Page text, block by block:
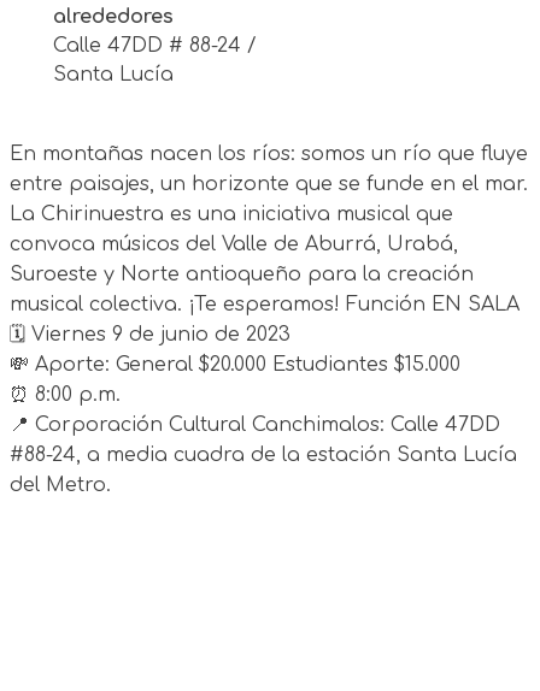
alrededores
Calle 47DD # 88-24 /
Santa Lucía
En montañas nacen los ríos: somos un río que fluye
entre paisajes, un horizonte que se funde en el mar.
La Chirinuestra es una iniciativa musical que
convoca músicos del Valle de Aburrá, Urabá,
Suroeste y Norte antioqueño para la creación
musical colectiva. ¡Te esperamos! Función EN SALA
🗓 Viernes 9 de junio de 2023
💸 Aporte: General $20.000 Estudiantes $15.000
⏰ 8:00 p.m.
📍 Corporación Cultural Canchimalos: Calle 47DD
#88-24, a media cuadra de la estación Santa Lucía
del Metro.